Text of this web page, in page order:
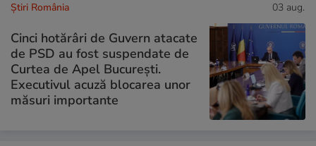
Știri România 03 aug.
Cinci hotărâri de Guvern atacate
de PSD au fost suspendate de
Curtea de Apel București.
Executivul acuză blocarea unor
măsuri importante